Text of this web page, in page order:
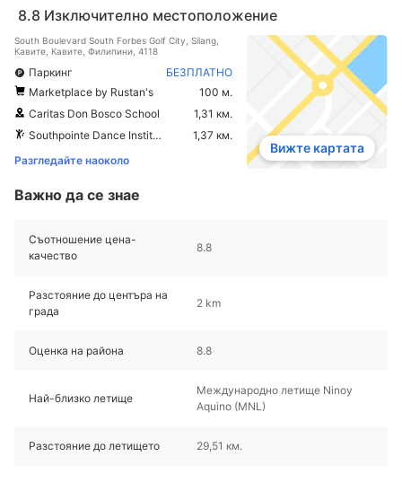
8.8 Изключително местоположение
South Boulevard South Forbes Golf City, Silang,
Кавите, Кавите, Филипини, 4118
Паркинг
БЕЗПЛАТНО
Marketplace by Rustan's
100 м.
Caritas Don Bosco School
1,31 км.
Southpointe Dance Institute
1,37 км.
Разгледайте наоколо
Вижте картата
Важно да се знае
Съотношение цена-
качество
8.8
Разстояние до центъра на
града
2 km
Оценка на района 8.8
Най-близко летище
Международно летище Ninoy
Aquino (MNL)
Разстояние до летището 29,51 км.